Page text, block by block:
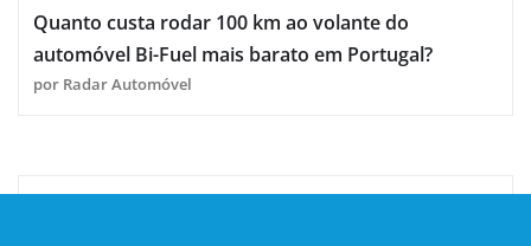
Quanto custa rodar 100 km ao volante do
automóvel Bi-Fuel mais barato em Portugal?
por Radar Automóvel